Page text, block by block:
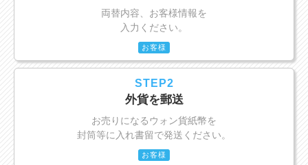
両替内容、お客様情報を
入力ください。
お客様
STEP2
外貨を郵送
お売りになるウォン貨紙幣を
封筒等に入れ書留で発送ください。
お客様